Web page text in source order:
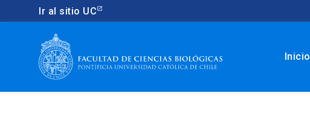
Ir al sitio UC
Inicio